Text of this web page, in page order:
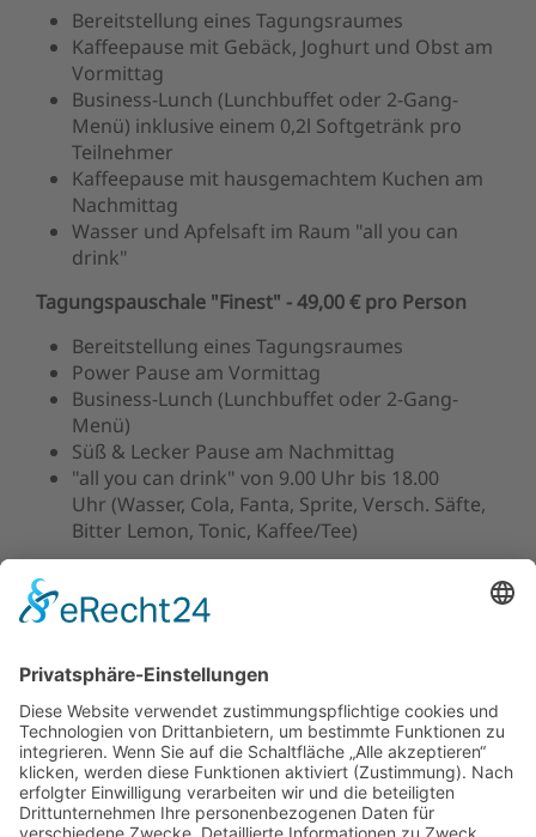
Bereitstellung eines Tagungsraumes
Kaffeepause mit Gebäck, Joghurt und Obst am
Vormittag
Business-Lunch (Lunchbuffet oder 2-Gang-
Menü) inklusive einem 0,2l Softgetränk pro
Teilnehmer
Kaffeepause mit hausgemachtem Kuchen am
Nachmittag
Wasser und Apfelsaft im Raum "all you can
drink"
Tagungspauschale "Finest" - 49,00 € pro Person
Bereitstellung eines Tagungsraumes
Power Pause am Vormittag
Business-Lunch (Lunchbuffet oder 2-Gang-
Menü)
Süß & Lecker Pause am Nachmittag
"all you can drink" von 9.00 Uhr bis 18.00
Uhr (Wasser, Cola, Fanta, Sprite, Versch. Säfte,
Bitter Lemon, Tonic, Kaffee/Tee)
*Alle Pauschalen beinhalten die Standardtechnik
(Overheadprojektor, Flipchart, Pinwand und
Leinwand), gelten ab 10 Personen und sind
Abendessen pro Person
3-Gang Menü oder Buffet 19,00 €
3-Gang Menü oder Buffet inkl. einem
Softgetränk 0,2l 22,50 €